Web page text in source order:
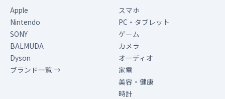
Apple
Nintendo
SONY
BALMUDA
Dyson
ブランド一覧 →
スマホ
PC・タブレット
ゲーム
カメラ
オーディオ
家電
美容・健康
時計